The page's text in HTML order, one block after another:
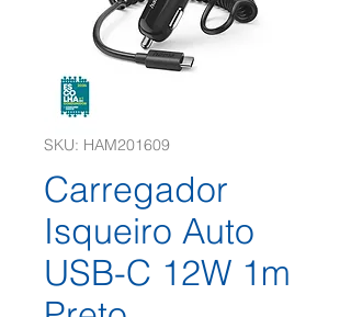
SKU: HAM201609
Carregador
Isqueiro Auto
USB-C 12W 1m